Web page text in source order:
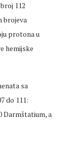
112
brojeva
protona u
hemijske
sa
do 111:
Darmštatium, a